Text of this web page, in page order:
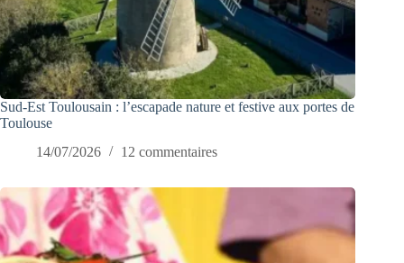
Sud-Est Toulousain : l’escapade nature et festive aux portes de
Toulouse
14/07/2026
12 commentaires